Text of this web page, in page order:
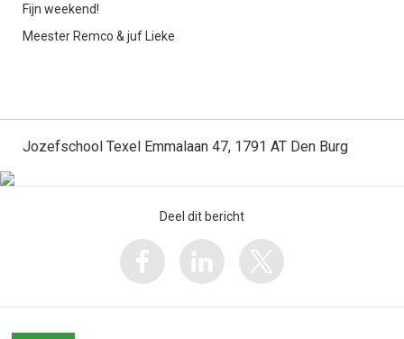
Fijn weekend!
Meester Remco & juf Lieke
Jozefschool Texel Emmalaan 47, 1791 AT Den Burg
Deel dit bericht